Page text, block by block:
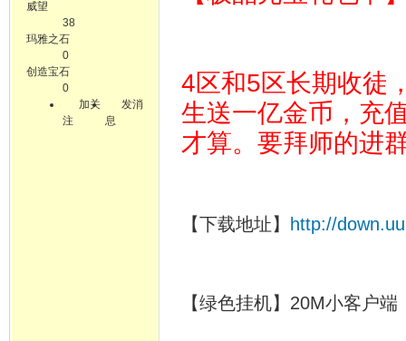
威望
38
玛雅之石
0
创造宝石
0
加关
注
发消
息
4区和5区长期收徒
生送一亿金币，充
才算。要拜师的进
【下载地址】 http://
【绿色挂机】20M小客户